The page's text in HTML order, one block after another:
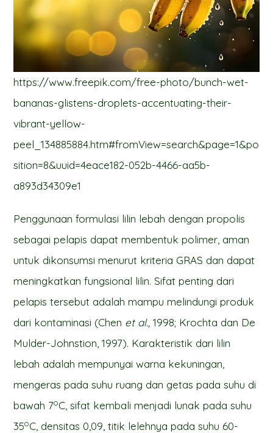
https://www.freepik.com/free-photo/bunch-wet-
bananas-glistens-droplets-accentuating-their-
vibrant-yellow-
peel_134885884.htm#fromView=search&page=1&po
sition=8&uuid=4eace182-052b-4466-aa5b-
a893d34309e1
Penggunaan formulasi lilin lebah dengan propolis
sebagai pelapis dapat membentuk polimer, aman
untuk dikonsumsi menurut kriteria GRAS dan dapat
meningkatkan fungsional lilin. Sifat penting dari
pelapis tersebut adalah mampu melindungi produk
dari kontaminasi (Chen et al.,1998; Krochta dan De
Mulder-Johnstion, 1997). Karakteristik dari lilin
lebah adalah mempunyai warna kekuningan,
mengeras pada suhu ruang dan getas pada suhu di
bawah 7oC, sifat kembali menjadi lunak pada suhu
35oC, densitas 0,09, titik lelehnya pada suhu 60-